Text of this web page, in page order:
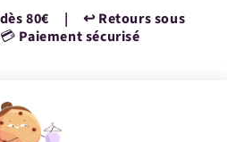
dès 80€ | ↩️ Retours sous
💳 Paiement sécurisé